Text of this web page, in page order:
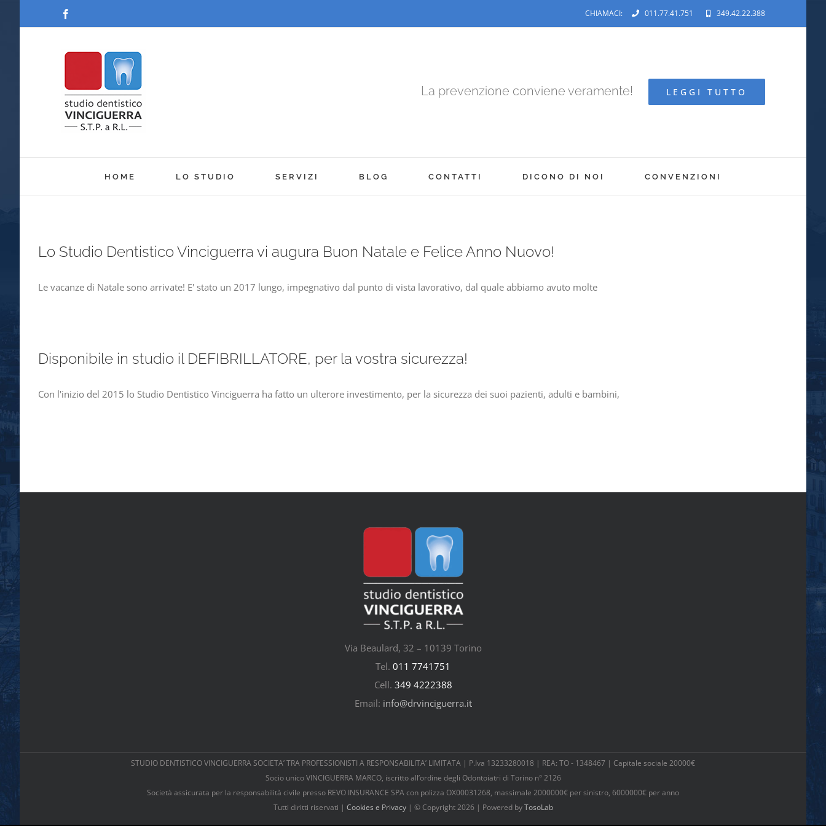
CHIAMACI: 011.77.41.751 349.42.22.388
La prevenzione conviene veramente! LEGGI TUTTO
HOME LO STUDIO SERVIZI BLOG CONTATTI DICONO DI NOI CONVENZIONI
Lo Studio Dentistico Vinciguerra vi augura Buon Natale e Felice Anno Nuovo!
Le vacanze di Natale sono arrivate! E' stato un 2017 lungo, impegnativo dal punto di vista lavorativo, dal quale abbiamo avuto molte
Disponibile in studio il DEFIBRILLATORE, per la vostra sicurezza!
Con l'inizio del 2015 lo Studio Dentistico Vinciguerra ha fatto un ulterore investimento, per la sicurezza dei suoi pazienti, adulti e bambini,
Via Beaulard, 32 – 10139 Torino
Tel. 011 7741751
Cell. 349 4222388
Email: info@drvinciguerra.it
STUDIO DENTISTICO VINCIGUERRA SOCIETA’ TRA PROFESSIONISTI A RESPONSABILITA’ LIMITATA | P.Iva 13233280018 | REA: TO - 1348467 | Capitale sociale 20000€
Socio unico VINCIGUERRA MARCO, iscritto all’ordine degli Odontoiatri di Torino n° 2126
Società assicurata per la responsabilità civile presso REVO INSURANCE SPA con polizza OX00031268, massimale 2000000€ per sinistro, 6000000€ per anno
Tutti diritti riservati | Cookies e Privacy| © Copyright 2026 | Powered byTosoLab